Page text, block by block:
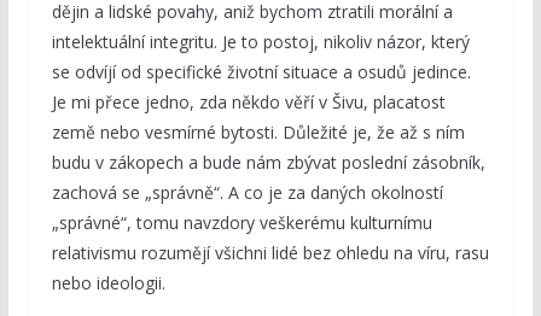
dějin a lidské povahy, aniž bychom ztratili morální a
intelektuální integritu. Je to postoj, nikoliv názor, který
se odvíjí od specifické životní situace a osudů jedince.
Je mi přece jedno, zda někdo věří v Šivu, placatost
země nebo vesmírné bytosti. Důležité je, že až s ním
budu v zákopech a bude nám zbývat poslední zásobník,
zachová se „správně“. A co je za daných okolností
„správné“, tomu navzdory veškerému kulturnímu
relativismu rozumějí všichni lidé bez ohledu na víru, rasu
nebo ideologii.